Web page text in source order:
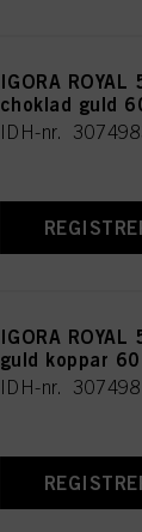
IGORA
choklad guld
IDH-nr.
IGORA
guld koppar
IDH-nr.